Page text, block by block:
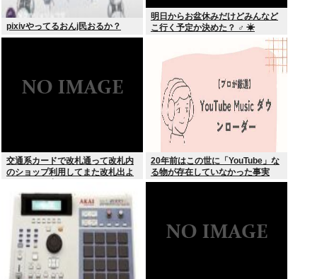
pixivやってるおんj民おるか？
明日からお盆休みだけどみんなど
こ行く予定か決めた？ ‍♂ ☀
交通系カードで改札通って改札内
のショップ利用してまた改札出よ
20年前はこの世に「YouTube」な
る物が存在していなかった事実